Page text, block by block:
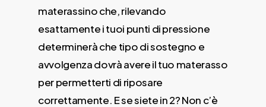
materassino che, rilevando
esattamente i tuoi punti di pressione
determinerà che tipo di sostegno e
avvolgenza dovrà avere il tuo materasso
per permetterti di riposare
correttamente. E se siete in 2? Non c’è